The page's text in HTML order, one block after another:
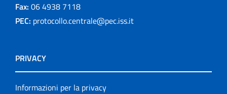
Fax: 06 4938 7118
PEC: protocollo.centrale@pec.iss.it
PRIVACY
Informazioni per la privacy